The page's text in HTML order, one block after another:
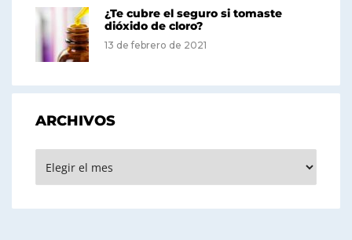
¿Te cubre el seguro si tomaste
dióxido de cloro?
13 de febrero de 2021
ARCHIVOS